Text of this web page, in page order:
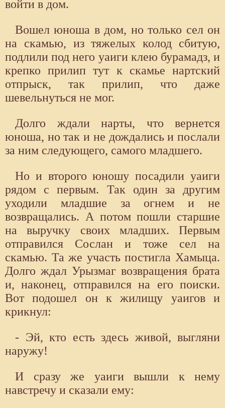
войти в дом.
Вошел юноша в дом, но только сел он
на скамью, из тяжелых колод сбитую,
подлили под него уаиги клею бурамадз, и
крепко прилип тут к скамье нартский
отпрыск, так прилип, что даже
шевельнуться не мог.
Долго ждали нарты, что вернется
юноша, но так и не дождались и послали
за ним следующего, самого младшего.
Но и второго юношу посадили уаиги
рядом с первым. Так один за другим
уходили младшие за огнем и не
возвращались. А потом пошли старшие
на выручку своих младших. Первым
отправился Сослан и тоже сел на
скамью. Та же участь постигла Хамыца.
Долго ждал Урызмаг возвращения брата
и, наконец, отправился на его поиски.
Вот подошел он к жилищу уаигов и
крикнул:
- Эй, кто есть здесь живой, выгляни
наружу!
И сразу же уаиги вышли к нему
навстречу и сказали ему: